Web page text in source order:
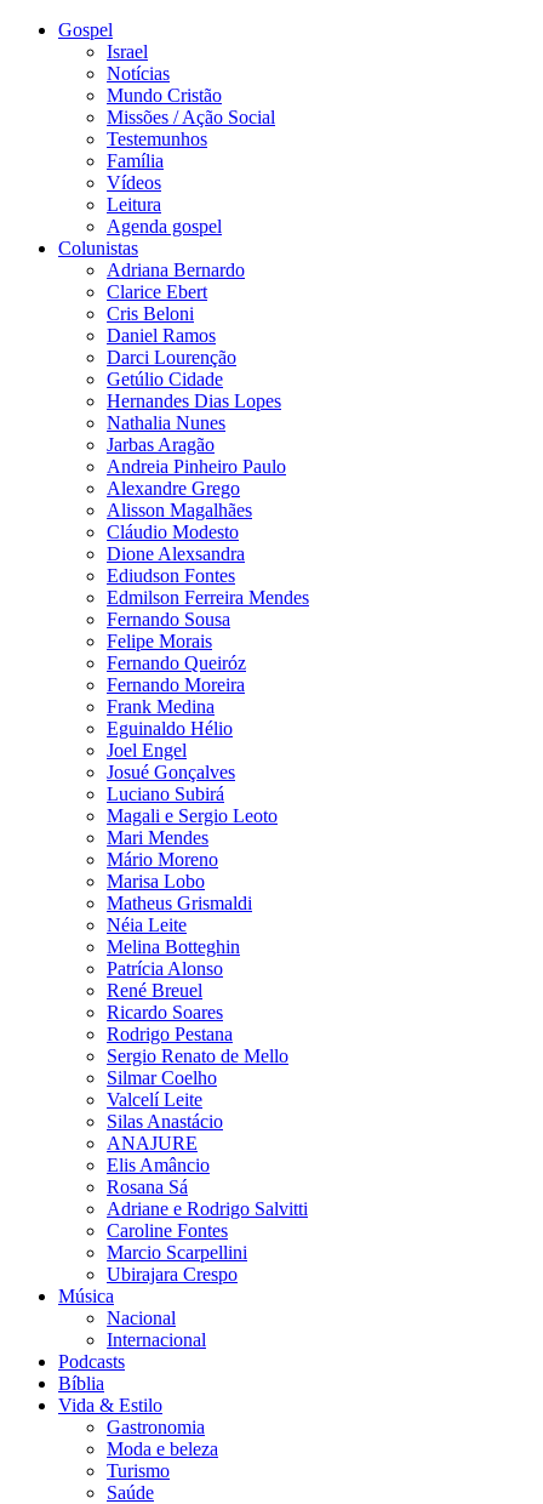
Gospel
Israel
Notícias
Mundo Cristão
Missões / Ação Social
Testemunhos
Família
Vídeos
Leitura
Agenda gospel
Colunistas
Adriana Bernardo
Clarice Ebert
Cris Beloni
Daniel Ramos
Darci Lourenção
Getúlio Cidade
Hernandes Dias Lopes
Nathalia Nunes
Jarbas Aragão
Andreia Pinheiro Paulo
Alexandre Grego
Alisson Magalhães
Cláudio Modesto
Dione Alexsandra
Ediudson Fontes
Edmilson Ferreira Mendes
Fernando Sousa
Felipe Morais
Fernando Queiróz
Fernando Moreira
Frank Medina
Eguinaldo Hélio
Joel Engel
Josué Gonçalves
Luciano Subirá
Magali e Sergio Leoto
Mari Mendes
Mário Moreno
Marisa Lobo
Matheus Grismaldi
Néia Leite
Melina Botteghin
Patrícia Alonso
René Breuel
Ricardo Soares
Rodrigo Pestana
Sergio Renato de Mello
Silmar Coelho
Valcelí Leite
Silas Anastácio
ANAJURE
Elis Amâncio
Rosana Sá
Adriane e Rodrigo Salvitti
Caroline Fontes
Marcio Scarpellini
Ubirajara Crespo
Música
Nacional
Internacional
Podcasts
Bíblia
Vida & Estilo
Gastronomia
Moda e beleza
Turismo
Saúde